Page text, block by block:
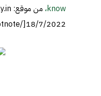
know،
18/7/2022[/footnote]